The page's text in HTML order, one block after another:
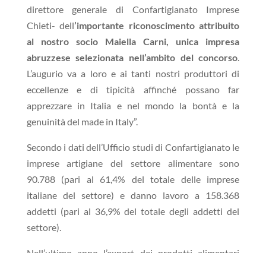
direttore generale di Confartigianato Imprese
Chieti- dell’importante riconoscimento attribuito
al nostro socio Maiella Carni, unica impresa
abruzzese selezionata nell’ambito del concorso.
L’augurio va a loro e ai tanti nostri produttori di
eccellenze e di tipicità affinché possano far
apprezzare in Italia e nel mondo la bontà e la
genuinità del made in Italy”.
Secondo i dati dell’Ufficio studi di Confartigianato le
imprese artigiane del settore alimentare sono
90.788 (pari al 61,4% del totale delle imprese
italiane del settore) e danno lavoro a 158.368
addetti (pari al 36,9% del totale degli addetti del
settore).